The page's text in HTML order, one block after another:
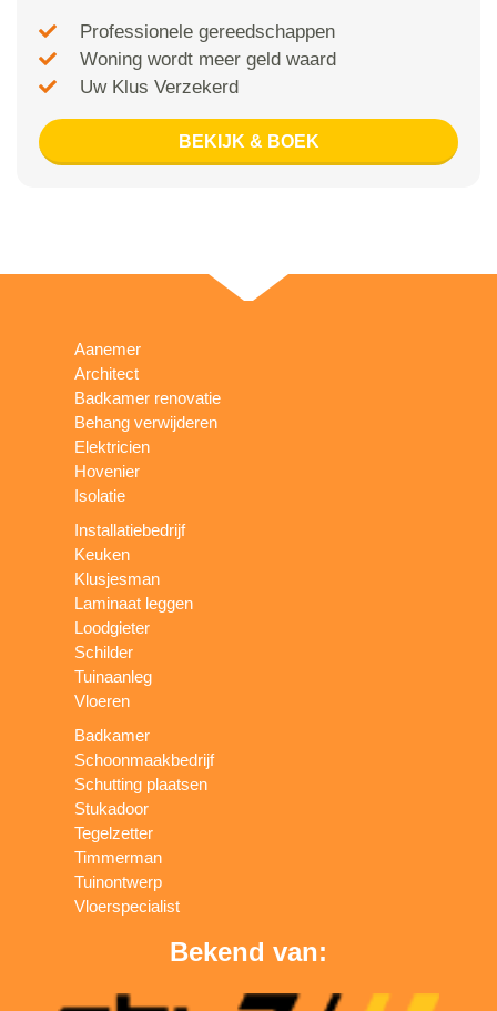
Professionele gereedschappen
Woning wordt meer geld waard
Uw Klus Verzekerd
BEKIJK & BOEK
Aanemer
Architect
Badkamer renovatie
Behang verwijderen
Elektricien
Hovenier
Isolatie
Installatiebedrijf
Keuken
Klusjesman
Laminaat leggen
Loodgieter
Schilder
Tuinaanleg
Vloeren
Badkamer
Schoonmaakbedrijf
Schutting plaatsen
Stukadoor
Tegelzetter
Timmerman
Tuinontwerp
Vloerspecialist
Bekend van: